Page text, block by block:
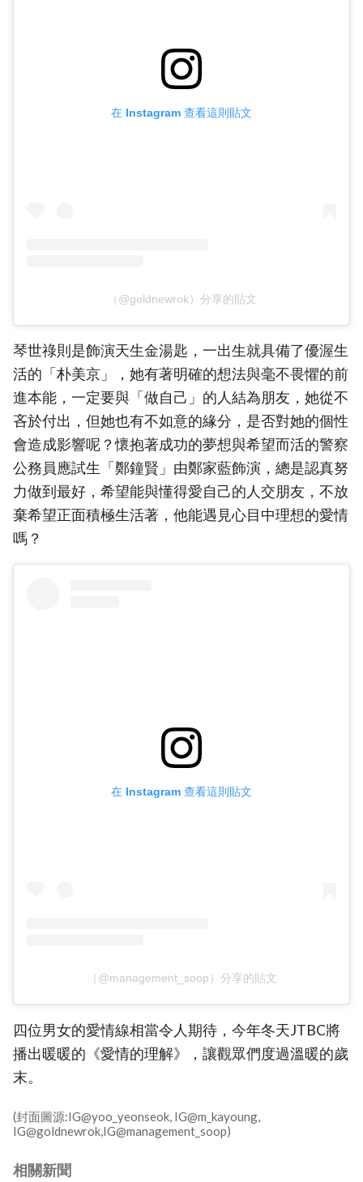
在 Instagram 查看這則貼文
（@goldnewrok）分享的貼文
琴世祿則是飾演天生金湯匙，一出生就具備了優渥生
活的「朴美京」，她有著明確的想法與毫不畏懼的前
進本能，一定要與「做自己」的人結為朋友，她從不
吝於付出，但她也有不如意的緣分，是否對她的個性
會造成影響呢？懷抱著成功的夢想與希望而活的警察
公務員應試生「鄭鐘賢」由鄭家藍飾演，總是認真努
力做到最好，希望能與懂得愛自己的人交朋友，不放
棄希望正面積極生活著，他能遇見心目中理想的愛情
嗎？
在 Instagram 查看這則貼文
（@management_soop）分享的貼文
四位男女的愛情線相當令人期待，今年冬天JTBC將
播出暖暖的《愛情的理解》，讓觀眾們度過溫暖的歲
末。
(封面圖源:IG@yoo_yeonseok, IG@m_kayoung,
IG@goldnewrok,IG@management_soop)
相關新聞